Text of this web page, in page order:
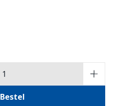
Bestel